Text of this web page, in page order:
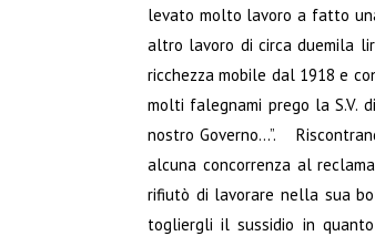
levato molto lavoro a fatto
altro lavoro di circa duemila
ricchezza mobile dal 1918 e
molti falegnami prego la S.V.
nostro Governo…”.
alcuna concorrenza al
rifiutò di lavorare nella sua
togliergli il sussidio in